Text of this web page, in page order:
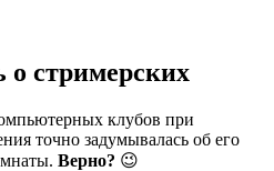
о стримерских
клубов при
точно задумывалась об его
Верно? 😉